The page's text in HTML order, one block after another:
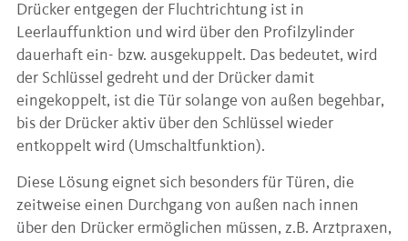
Drücker entgegen der Fluchtrichtung ist in
Leerlauffunktion und wird über den Profilzylinder
dauerhaft ein- bzw. ausgekuppelt. Das bedeutet, wird
der Schlüssel gedreht und der Drücker damit
eingekoppelt, ist die Tür solange von außen begehbar,
bis der Drücker aktiv über den Schlüssel wieder
entkoppelt wird (Umschaltfunktion).
Diese Lösung eignet sich besonders für Türen, die
zeitweise einen Durchgang von außen nach innen
über den Drücker ermöglichen müssen, z.B. Arztpraxen,